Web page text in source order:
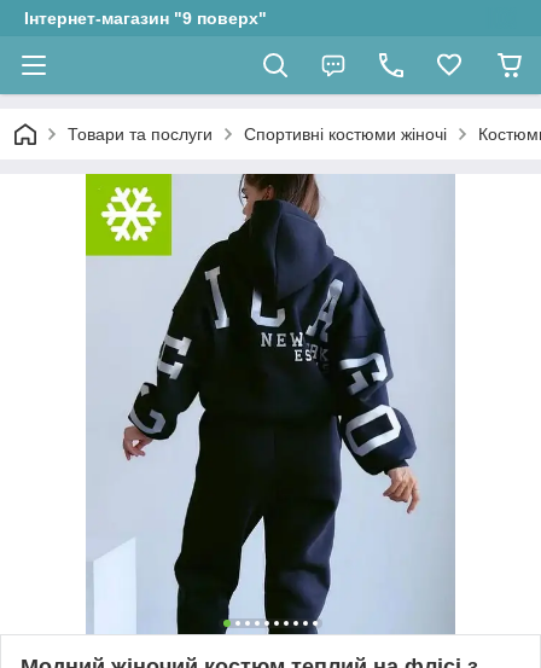
Інтернет-магазин "9 поверх"
Товари та послуги Спортивні костюми жіночі